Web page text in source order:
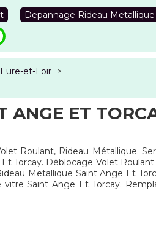
Depannage Rideau Metallique
et-Loir >
ANGE ET
Roulant, Rideau Métallique.
Torcay. Déblocage Volet
Metallique Saint Ange Et
Saint Ange Et Torcay.